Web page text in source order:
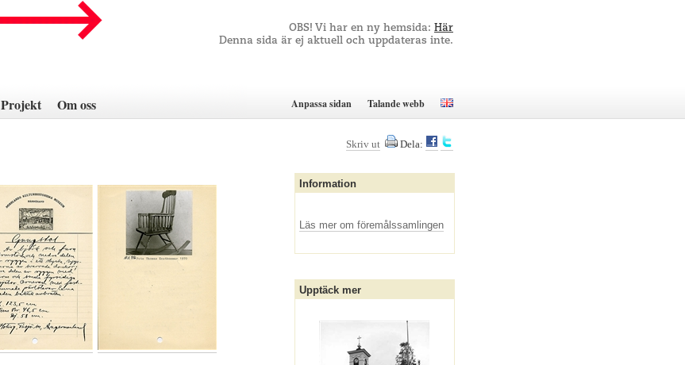
OBS! Vi har en ny hemsida: Här
Denna sida är ej aktuell och uppdateras inte.
Projekt Om oss Anpassa sidan Talande webb
Skriv ut Dela:
Information
Läs mer om föremålssamlingen
Upptäck mer